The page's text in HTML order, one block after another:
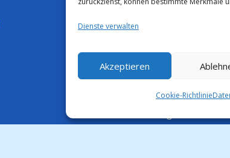
Dienste verwalten
Akzeptieren
Cookie-Richtlinie